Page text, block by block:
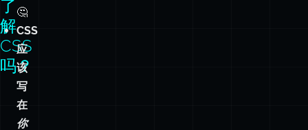
了
解
CSS
吗？
🤔
CSS
应
该
写
在
你